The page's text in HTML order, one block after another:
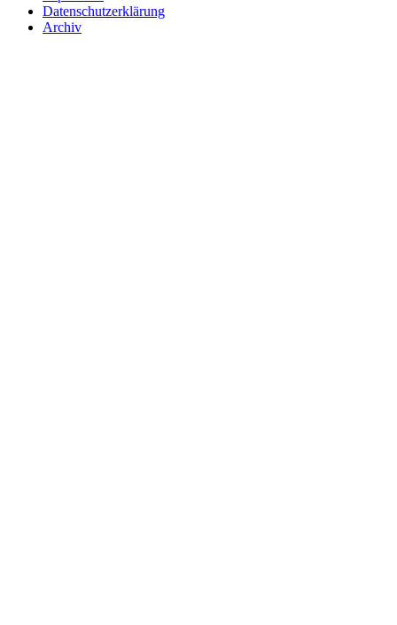
Datenschutzerklärung
Archiv